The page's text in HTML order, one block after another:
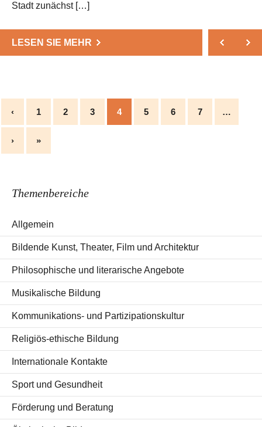
Stadt zunächst […]
LESEN SIE MEHR
‹ 1 2 3 4 5 6 7 …
› »
Themenbereiche
Allgemein
Bildende Kunst, Theater, Film und Architektur
Philosophische und literarische Angebote
Musikalische Bildung
Kommunikations- und Partizipationskultur
Religiös-ethische Bildung
Internationale Kontakte
Sport und Gesundheit
Förderung und Beratung